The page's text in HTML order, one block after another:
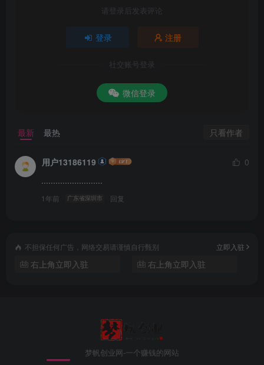
3、各种在线早教资源，如看图识字、汉语拼音、英语音标、
1、专门为0-6岁儿童和宝爸宝妈定制的育儿APP，从此妈妈
再也不用担心宝宝的学习了。
2、精选识字和英语单词，每一个字都有相应的图片以及真人
等各种东西，还有部分娱乐元素，让宝宝爱上学习。
3、唐诗和儿歌部分，都配有相关的图画，伴着美妙的唐诗和
软件亮点
2、海量早教知识，学习资源随意下载，并可离线使用。
3、教学内容丰富多样，看图识字，学英语，学唐诗，儿歌等
请登录后发表评论
登录 注册
社交账号登录
微信登录
最新 最热 只看作者
用户13186119
0
..........................
1年前 广东省深圳市 回复
不担保任何广告，网络交易请谨慎自行甄别 立即入驻
右上角立即入驻 右上角立即入驻
梦帆创业网-一个赚钱的网站